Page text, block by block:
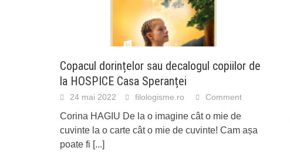
Copacul dorințelor sau decalogul copiilor de
la HOSPICE Casa Speranței
24 mai 2022 filologisme.ro Comment
Corina HAGIU De la o imagine cât o mie de
cuvinte la o carte cât o mie de cuvinte! Cam așa
poate fi [...]